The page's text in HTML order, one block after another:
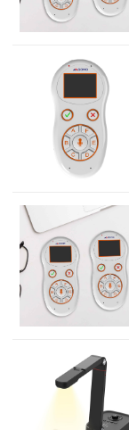
PPT、白板等常用
几步：打开软件
动模式、发起互
整个过程不超过
美融入正常教学
免打断课堂连贯
点讲解互动，还
时反馈，QVote
适配不同教学环
让教师专注于教
身，而非技术操
热情QVote 提供
互动功能矩阵，
学科、不同教学